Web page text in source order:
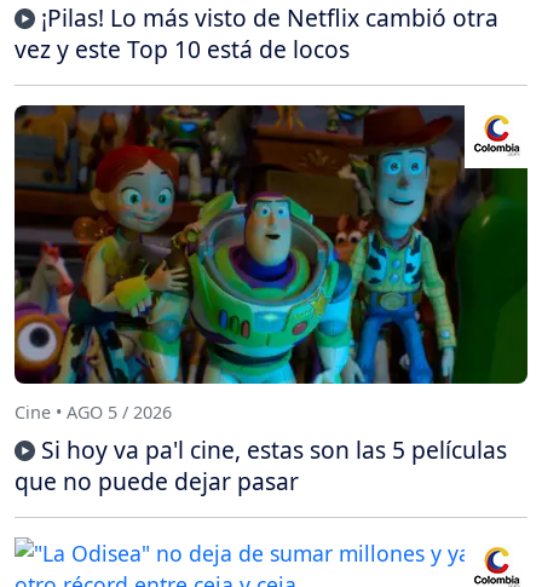
¡Pilas! Lo más visto de Netflix cambió otra
vez y este Top 10 está de locos
Cine • AGO 5 / 2026
Si hoy va pa'l cine, estas son las 5 películas
que no puede dejar pasar